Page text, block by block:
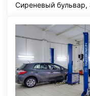
Сиреневый бульвар,